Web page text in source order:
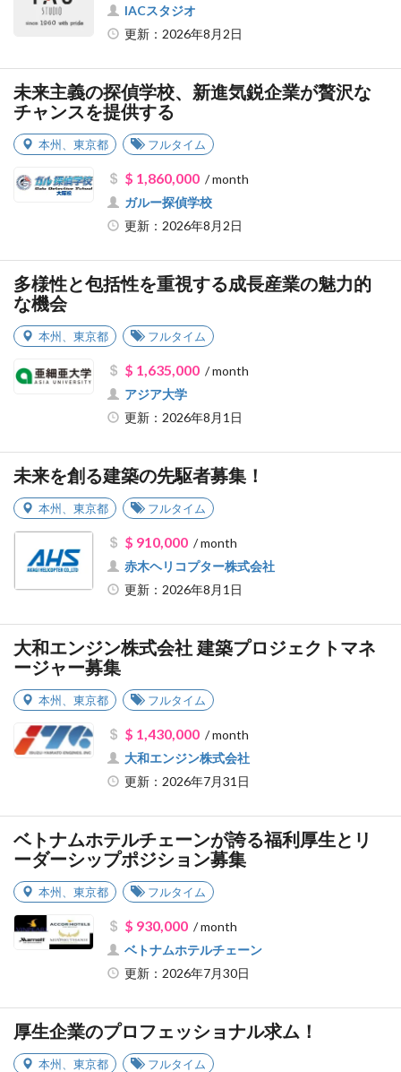
IACスタジオ
更新：2026年8月2日
未来主義の探偵学校、新進気鋭企業が贅沢な
チャンスを提供する
本州 東京都 フルタイム
$ 1,860,000/ month
ガルー探偵学校
更新：2026年8月2日
多様性と包括性を重視する成長産業の魅力的
な機会
本州 東京都 フルタイム
$ 1,635,000/ month
アジア大学
更新：2026年8月1日
未来を創る建築の先駆者募集！
本州 東京都 フルタイム
$ 910,000/ month
赤木ヘリコプター株式会社
更新：2026年8月1日
大和エンジン株式会社 建築プロジェクトマネ
ージャー募集
本州 東京都 フルタイム
$ 1,430,000/ month
大和エンジン株式会社
更新：2026年7月31日
ベトナムホテルチェーンが誇る福利厚生とリ
ーダーシップポジション募集
本州 東京都 フルタイム
$ 930,000/ month
ベトナムホテルチェーン
更新：2026年7月30日
厚生企業のプロフェッショナル求ム！
本州 東京都 フルタイム